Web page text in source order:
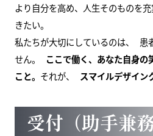
より自分を高め、人生そのものを
きたい。
私たちが大切にしているのは、 患
せん。
ここで働く、あなた自身の
こと。 それが、 スマイルデザイン
受付（助手兼